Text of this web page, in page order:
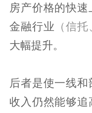
房产价格的快
金融行业 （信
大幅提升。
后者是使一线
收入仍然能够